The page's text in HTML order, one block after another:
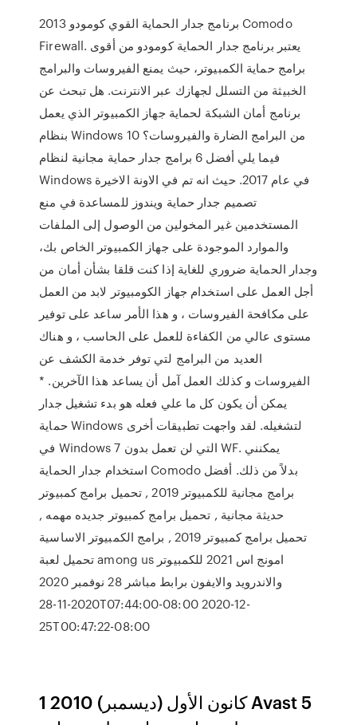
برنامج جدار الحماية القوي كومودو 2013 Comodo
Firewall. يعتبر برنامج جدار الحماية كومودو من أقوى
برامج حماية الكمبيوتر، حيث يمنع الفيروسات والبرامج
الخبيثة من التسلل لجهازك عبر الانترنت. هل تبحث عن
برنامج أمان الشبكة لحماية جهاز الكمبيوتر الذي يعمل
بنظام Windows 10 من البرامج الضارة والفيروسات؟
فيما يلي أفضل 6 برامج جدار حماية مجانية لنظام
Windows في عام 2017. حيث انه تم في الاونة الاخيرة
تصميم جدار حماية ويندوز للمساعدة في منع
المستخدمين غير المخولين من الوصول إلى الملفات
والموارد الموجودة على جهاز الكمبيوتر الخاص بك،
وجدار الحماية ضروري للغاية إذا كنت قلقا بشأن أمان من
أجل العمل على استخدام جهاز الكومبيوتر لابد من العمل
على مكافحة الفيروسات ، و هذا الأمر ساعد على توفير
مستوى عالي من الكفاءة للعمل على الحاسب ، و هناك
العديد من البرامج لتي توفر خدمة الكشف عن
الفيروسات و كذلك العمل آمل أن يساعد هذا الآخرين. *
يمكن أن يكون كل ما علي فعله هو بدء تشغيل جدار
حماية Windows لتشغيله. لقد واجهت تطبيقات أخرى
في Windows 7 التي لن تعمل بدون WF. يمكنني
استخدام جدار الحماية Comodo بدلاً من ذلك. أفضل
برامج مجانية للكمبيوتر 2019 , تحميل برامج كمبيوتر
حديثة مجانية , تحميل برامج كمبيوتر جديده مهمه ,
تحميل برامج كمبيوتر 2019 , برامج الكمبيوتر الاساسية
تحميل لعبة among us امونج اس 2021 للكمبيوتر
والاندرويد والايفون برابط مباشر 28 نوفمبر 2020
2020-11-28T07:44:00-08:00 2020-12-
25T00:47:22-08:00
1 كانون الأول (ديسمبر) 2010 Avast 5